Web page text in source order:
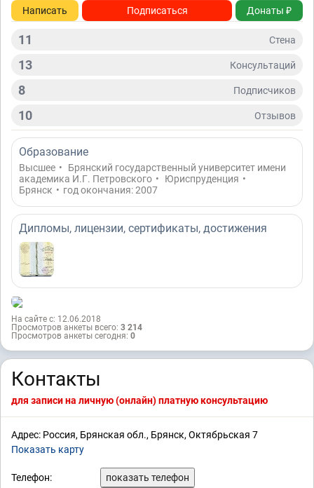
Написать Подписаться Донаты ₽
11 Стена
13 Консультаций
8 Подписчиков
10 Отзывов
Образование
Высшее •
Брянский государственный университет имени
академика И.Г. Петровского • Юриспруденция •
Брянск • год окончания: 2007
Дипломы, лицензии, сертификаты, достижения
На сайте с: 12.06.2018
Просмотров анкеты всего: 3 214
Просмотров анкеты сегодня: 0
Контакты
для записи на личную (онлайн) платную консультацию
Адрес: Россия, Брянская обл., Брянск, Октябрьская 7
Показать карту
Телефон:
показать телефон